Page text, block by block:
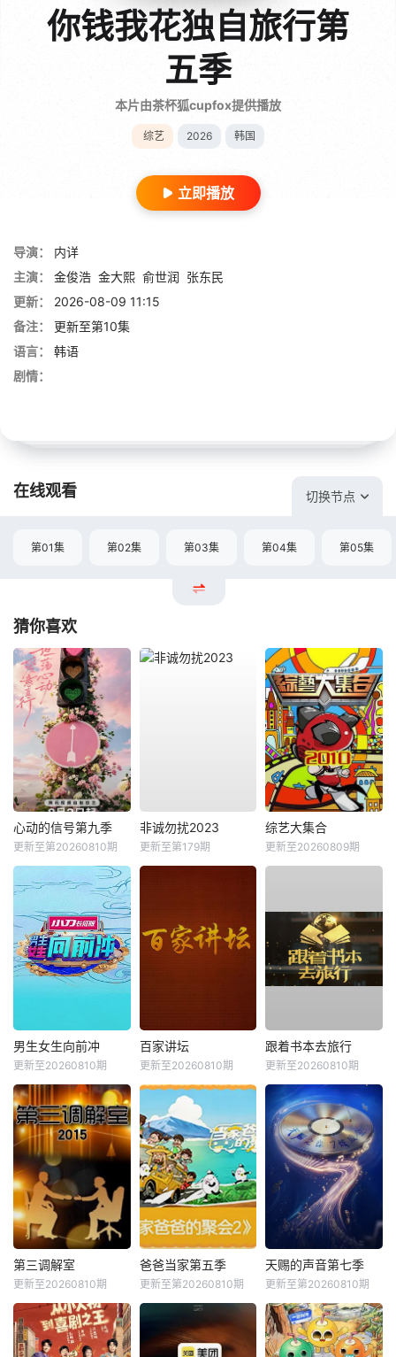
你钱我花独自旅行第
五季
本片由茶杯狐cupfox提供播放
综艺 2026 韩国
立即播放
导演：
内详
主演：
金俊浩 金大熙 俞世润 张东民
更新：
2026-08-09 11:15
备注：
更新至第10集
语言：
韩语
剧情：
在线观看 切换节点
第01集 第02集 第03集 第04集 第05集
猜你喜欢
心动的信号第九季
更新至第20260810期
非诚勿扰2023
更新至第179期
综艺大集合
更新至20260809期
男生女生向前冲
更新至20260810期
百家讲坛
更新至20260810期
跟着书本去旅行
更新至20260810期
第三调解室
更新至20260810期
爸爸当家第五季
更新至第20260810期
天赐的声音第七季
更新至第20260810期